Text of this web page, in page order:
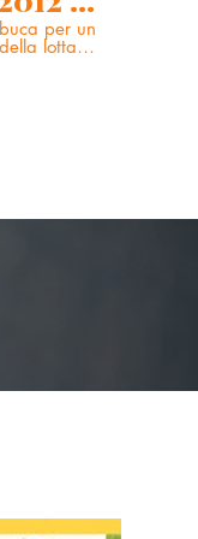
per un
lotta
genetica